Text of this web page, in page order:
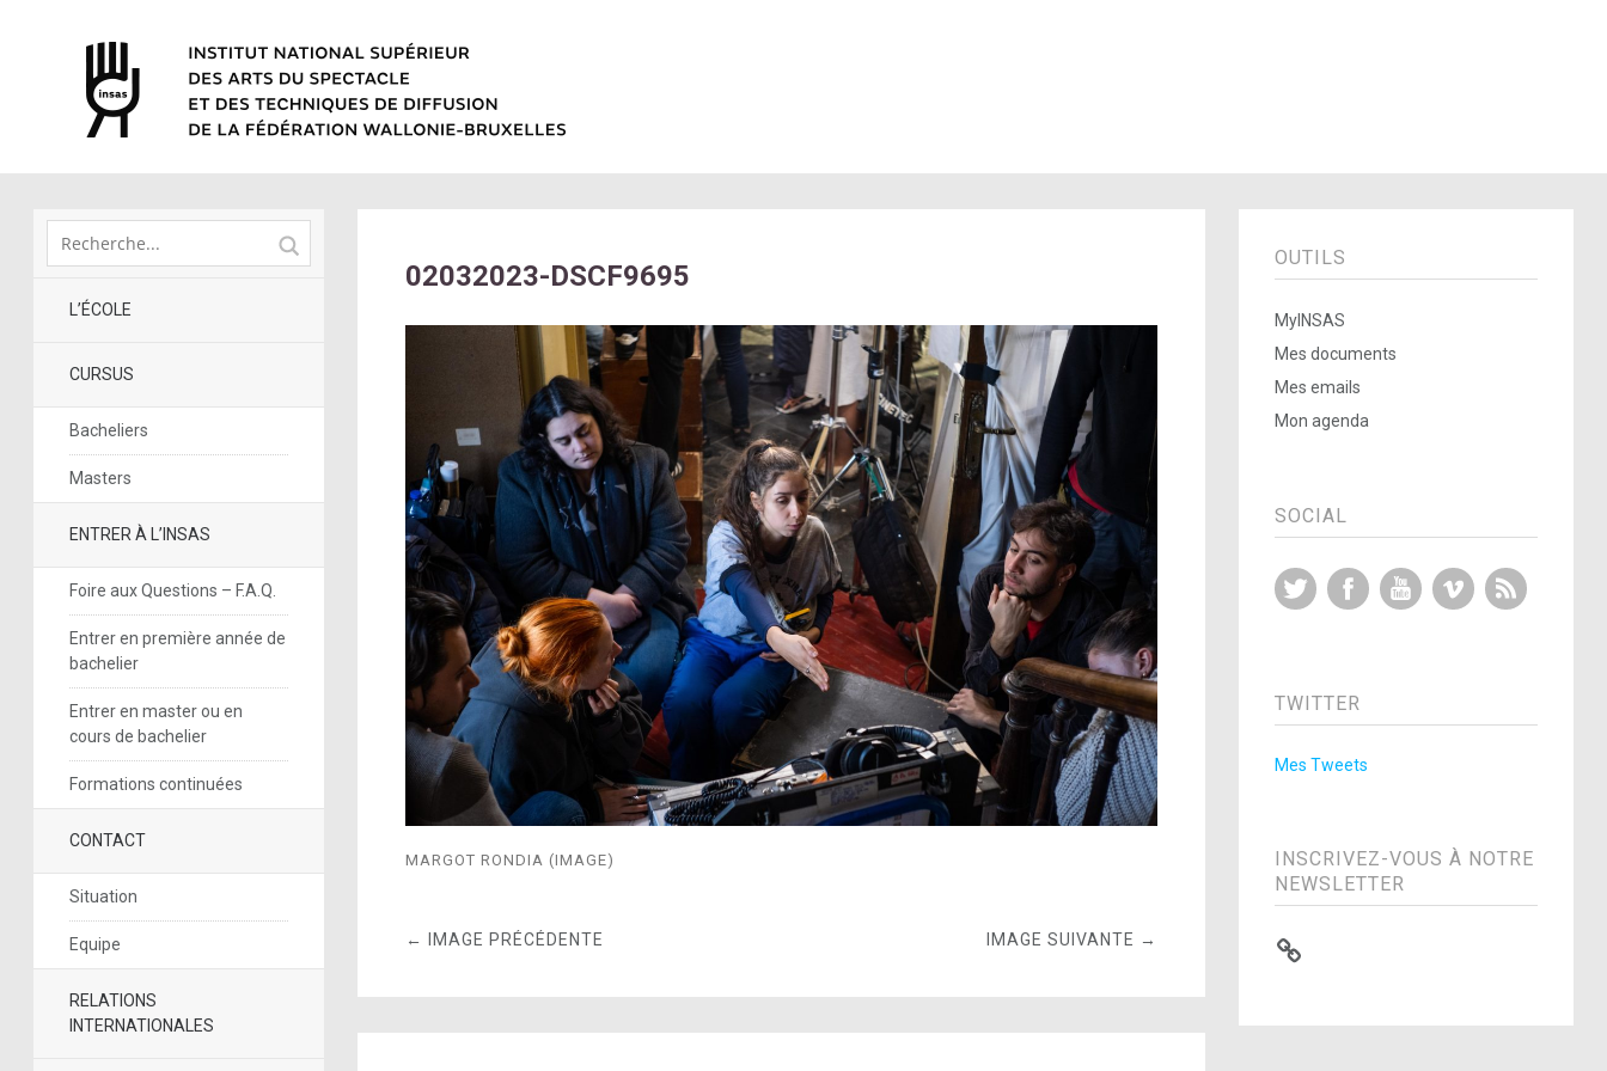
L’ÉCOLE
CURSUS
Bacheliers
Masters
ENTRER À L’INSAS
Foire aux Questions – F.A.Q.
Entrer en première année de
bachelier
Entrer en master ou en
cours de bachelier
Formations continuées
CONTACT
Situation
Equipe
RELATIONS
INTERNATIONALES
02032023-DSCF9695
MARGOT RONDIA (IMAGE)
← IMAGE PRÉCÉDENTE IMAGE SUIVANTE →
OUTILS
MyINSAS
Mes documents
Mes emails
Mon agenda
SOCIAL
Twitter FacebookYouTubeVimeo
TWITTER
Mes Tweets
INSCRIVEZ-VOUS À NOTRE
NEWSLETTER